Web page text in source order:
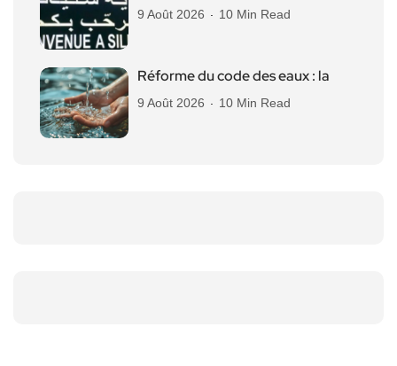
9 Août 2026 10 Min Read
Réforme du code des eaux : la
9 Août 2026 10 Min Read